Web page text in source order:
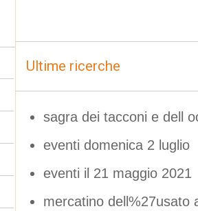
Ultime ricerche
sagra dei tacconi e dell
eventi domenica 2 luglio
eventi il 21 maggio 2021
mercatino dell%27usato